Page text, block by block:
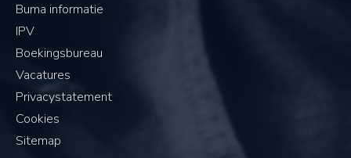
Buma informatie
IPV
Boekingsbureau
Vacatures
Privacystatement
Cookies
Sitemap